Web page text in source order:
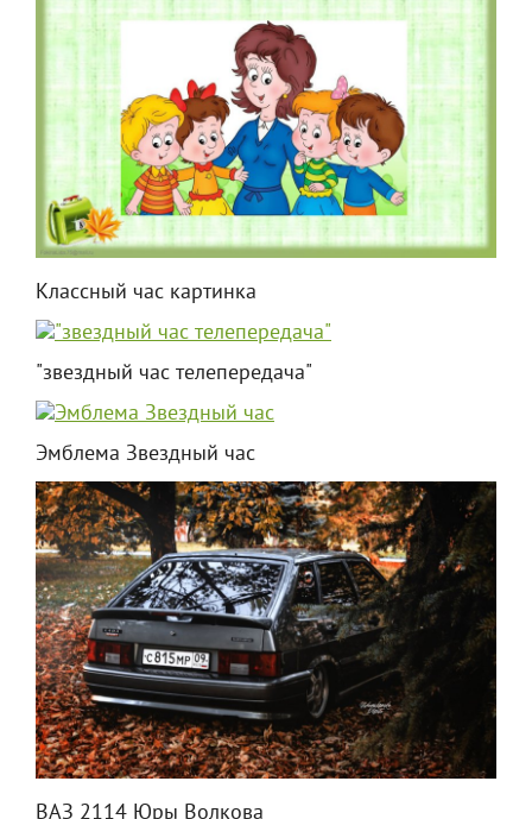
Классный час картинка
"звездный час телепередача"
Эмблема Звездный час
ВАЗ 2114 Юры Волкова